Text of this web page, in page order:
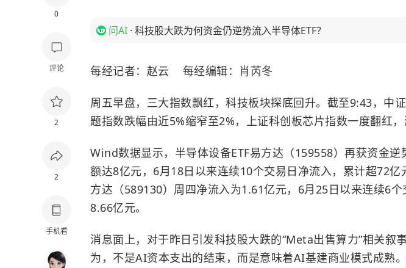
0
评论
2
2
手机看
问AI · 科技股大跌为何资金仍逆势流入半导体ETF？
每经记者：赵云 每经编辑：肖芮冬
周五早盘，三大指数飘红，科技板块探底回升。截至9:43，中
题指数跌幅由近5%缩窄至2%，上证科创板芯片指数一度翻红，
Wind数据显示，半导体设备ETF易方达（159558）再获资金逆
额达8亿元，6月18日以来连续10个交易日净流入，累计超72亿
方达（589130）周四净流入为1.61亿元，6月25日以来连续6
8.66亿元。
消息面上，对于昨日引发科技股大跌的“Meta出售算力”相关叙
为，不是AI资本支出的结束，而是意味着AI基建商业模式成熟。